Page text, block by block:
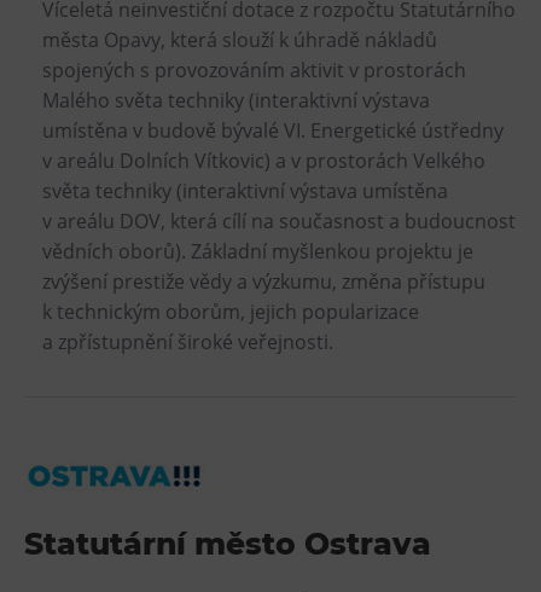
Víceletá neinvestiční dotace z rozpočtu Statutárního
města Opavy, která slouží k úhradě nákladů
spojených s provozováním aktivit v prostorách
Malého světa techniky (interaktivní výstava
umístěna v budově bývalé VI. Energetické ústředny
v areálu Dolních Vítkovic) a v prostorách Velkého
světa techniky (interaktivní výstava umístěna
v areálu DOV, která cílí na současnost a budoucnost
vědních oborů). Základní myšlenkou projektu je
zvýšení prestiže vědy a výzkumu, změna přístupu
k technickým oborům, jejich popularizace
a zpřístupnění široké veřejnosti.
Statutární město Ostrava